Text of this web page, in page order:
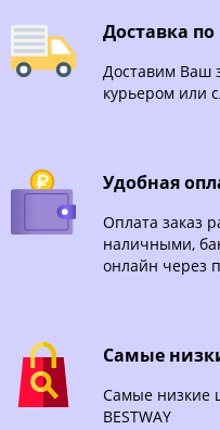
Доставка
Доставим Ваш
курьером или
Удобная
Оплата заказ
наличными,
онлайн через
Самые
Самые низкие
BESTWAY